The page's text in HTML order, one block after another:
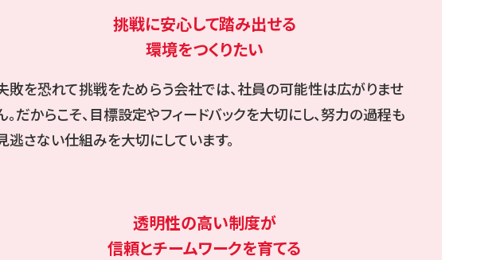
挑戦に安心して踏み出せる
環境をつくりたい
敗を恐れて挑戦をためらう会社では、社員の可能性は広がりませ
。だからこそ、目標設定やフィードバックを大切にし、努力の過程も
逃さない仕組みを大切にしています。
透明性の高い制度が
信頼とチームワークを育てる